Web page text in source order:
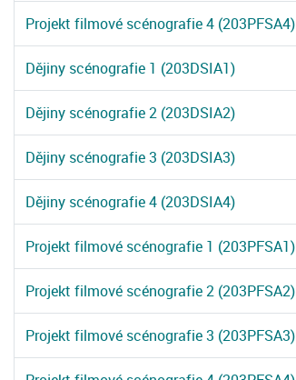
Projekt filmové scénografie 4 (203PFSA4)
Dějiny scénografie 1 (203DSIA1)
Dějiny scénografie 2 (203DSIA2)
Dějiny scénografie 3 (203DSIA3)
Dějiny scénografie 4 (203DSIA4)
Projekt filmové scénografie 1 (203PFSA1)
Projekt filmové scénografie 2 (203PFSA2)
Projekt filmové scénografie 3 (203PFSA3)